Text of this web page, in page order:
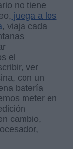
no tiene
juega a los
, viaja cada
el
ver
con un
batería
meter en
cambio,